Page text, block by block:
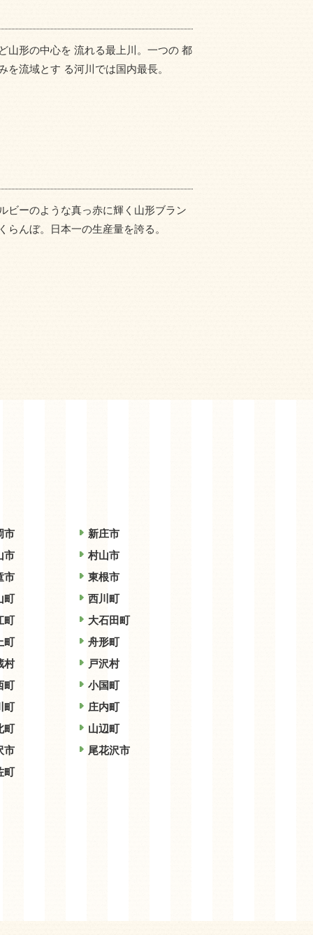
山形の中心を 流れる最上川。一つの 都
を流域とす る河川では国内最長。
ビーのような真っ赤に輝く山形ブラン
らんぼ。日本一の生産量を誇る。
市
新庄市
市
村山市
市
東根市
町
西川町
町
大石田町
町
舟形町
村
戸沢村
町
小国町
町
庄内町
町
山辺町
市
尾花沢市
町